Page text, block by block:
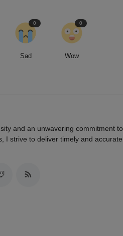
Sad
0
Wow
0
and an unwavering commitment to
I strive to deliver timely and accurate